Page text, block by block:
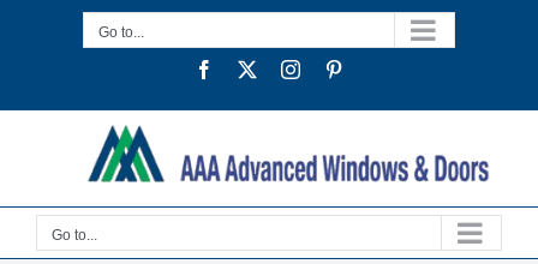
Go to...
Facebook
TwitterInstagram
Go to...